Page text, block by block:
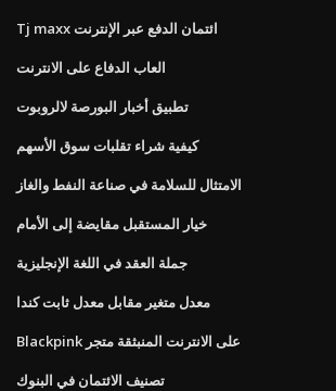
Tj maxx ائتمان الدفع عبر الإنترنت
العاب الدفاع على الانترنت
تطبيق أخبار البورصة لالروبوت
كيفية شراء تقلبات سوق الأسهم
الامتثال للسلامة في صناعة النفط والغاز
خيار المستقبل مقايضة إلى الأمام
جملة العقد في اللغة الإنجليزية
معدل متغير مقابل معدل ثابت كندا
Blackpink على الانترنت المنبثقة متجر
تصنيف الائتمان في البنوك